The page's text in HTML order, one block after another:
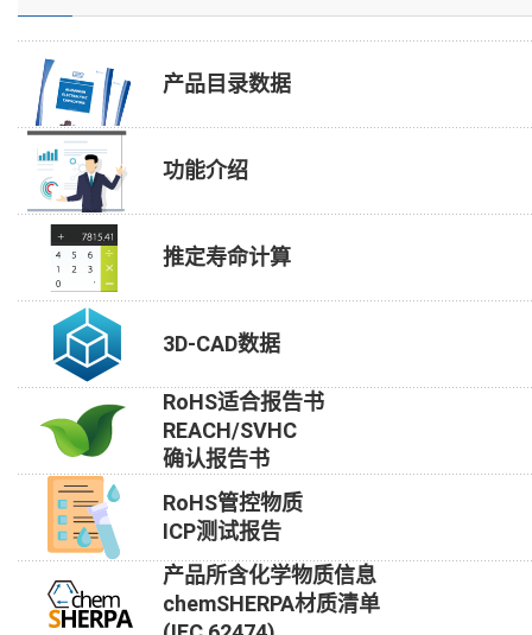
产品目录数据
功能介绍
推定寿命计算
3D-CAD数据
RoHS适合报告书
REACH/SVHC
确认报告书
RoHS管控物质
ICP测试报告
产品所含化学物质信息
chemSHERPA材质清单